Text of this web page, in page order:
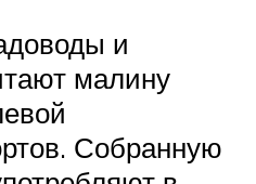
и
малину
Собранную